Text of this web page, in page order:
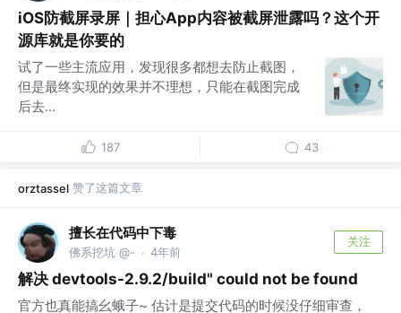
iOS防截屏录屏｜担心App内容被截屏泄露吗？这个开
源库就是你要的
试了一些主流应用，发现很多都想去防止截图，
但是最终实现的效果并不理想，只能在截图完成
后去...
187 43
orztassel 赞了这篇文章
擅长在代码中下毒
佛系挖坑 @- · 4年前
关注
解决 devtools-2.9.2/build" could not be found
官方也真能搞幺蛾子~ 估计是提交代码的时候没仔细审查，